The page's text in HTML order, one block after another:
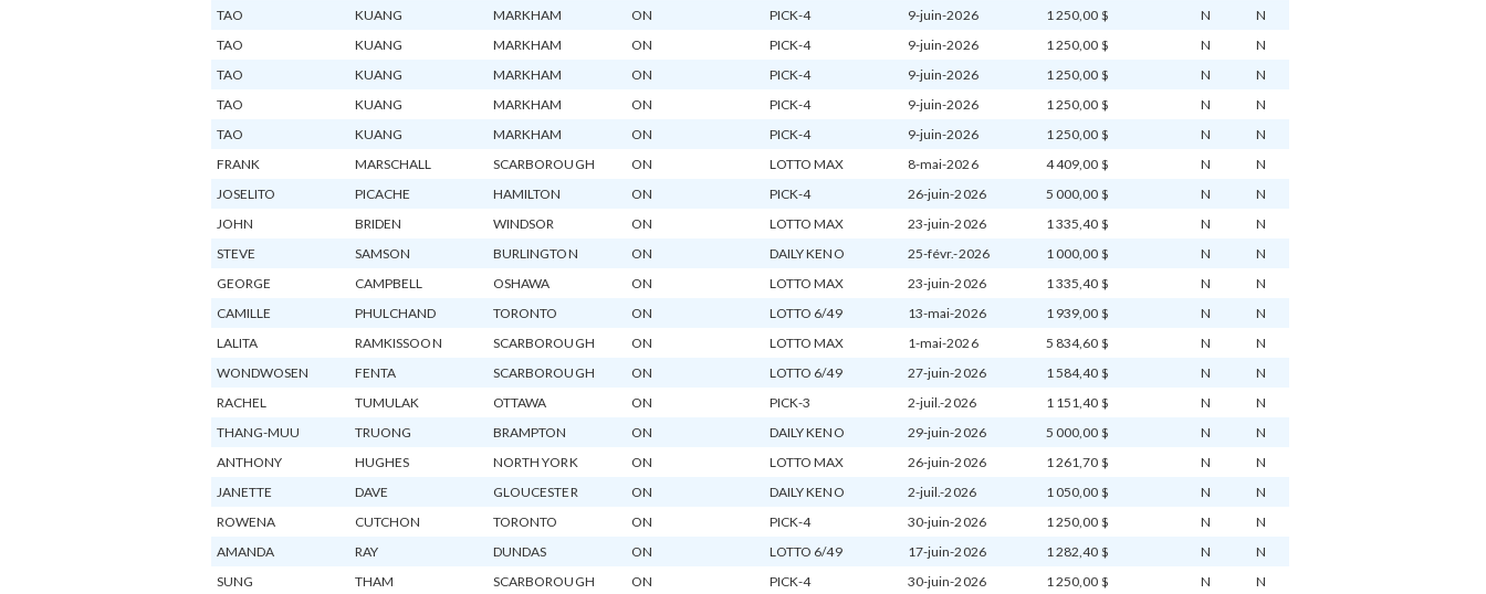
TAO
KUANG MARKHAM ON PICK-4 9-juin-2026 1 250,00 $ N
N
TAO
KUANG MARKHAM ON PICK-4 9-juin-2026 1 250,00 $ N
N
TAO
KUANG MARKHAM ON PICK-4 9-juin-2026 1 250,00 $ N
N
TAO
KUANG MARKHAM ON PICK-4 9-juin-2026 1 250,00 $ N
N
TAO
KUANG MARKHAM ON PICK-4 9-juin-2026 1 250,00 $ N
N
FRANK
MARSCHALL SCARBOROUGH ON LOTTO MAX 8-mai-2026 4 409,00 $ N
N
JOSELITO
PICACHE HAMILTON ON PICK-4 26-juin-2026 5 000,00 $ N
N
JOHN
BRIDEN WINDSOR ON LOTTO MAX 23-juin-2026 1 335,40 $ N
N
STEVE
SAMSON BURLINGTON ON DAILY KENO 25-févr.-2026 1 000,00 $ N
N
GEORGE
CAMPBELL OSHAWA ON LOTTO MAX 23-juin-2026 1 335,40 $ N
N
CAMILLE
PHULCHAND TORONTO ON LOTTO 6/49 13-mai-2026 1 939,00 $ N
N
LALITA
RAMKISSOON SCARBOROUGH ON LOTTO MAX 1-mai-2026 5 834,60 $ N
N
WONDWOSEN
FENTA SCARBOROUGH ON LOTTO 6/49 27-juin-2026 1 584,40 $ N
N
RACHEL
TUMULAK OTTAWA ON PICK-3 2-juil.-2026 1 151,40 $ N
N
THANG-MUU
TRUONG BRAMPTON ON DAILY KENO 29-juin-2026 5 000,00 $ N
N
ANTHONY
HUGHES NORTH YORK ON LOTTO MAX 26-juin-2026 1 261,70 $ N
N
JANETTE
DAVE GLOUCESTER ON DAILY KENO 2-juil.-2026 1 050,00 $ N
N
ROWENA
CUTCHON TORONTO ON PICK-4 30-juin-2026 1 250,00 $ N
N
AMANDA
RAY DUNDAS ON LOTTO 6/49 17-juin-2026 1 282,40 $ N
N
SUNG
THAM SCARBOROUGH ON PICK-4 30-juin-2026 1 250,00 $ N
N